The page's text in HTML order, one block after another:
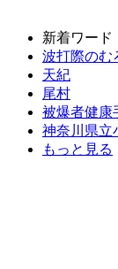
新着ワード
波打際のむ
天紀
尾村
被爆者健康
神奈川県立
もっと見る